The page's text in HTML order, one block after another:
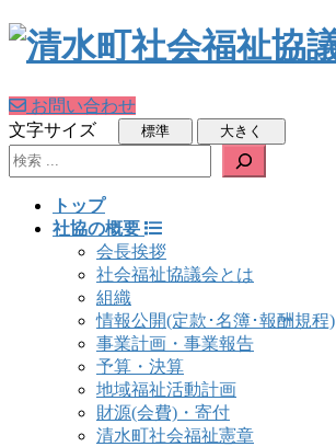
お問い合わせ
文字サイズ
検索
トップ
社協の概要
会長挨拶
社会福祉協議会とは
組織
情報公開(定款･名簿･報酬規程)
事業計画・事業報告
予算・決算
地域福祉活動計画
財源(会費)・寄付
清水町社会福祉憲章